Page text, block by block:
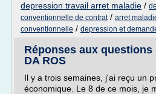
depression travail arret maladie /
conventionnelle de contrat/ arret
conventionnelle / depression et
Réponses aux questions
DA ROS
Il y a trois semaines, j'ai reçu un
économique. Le 8 de ce mois, je